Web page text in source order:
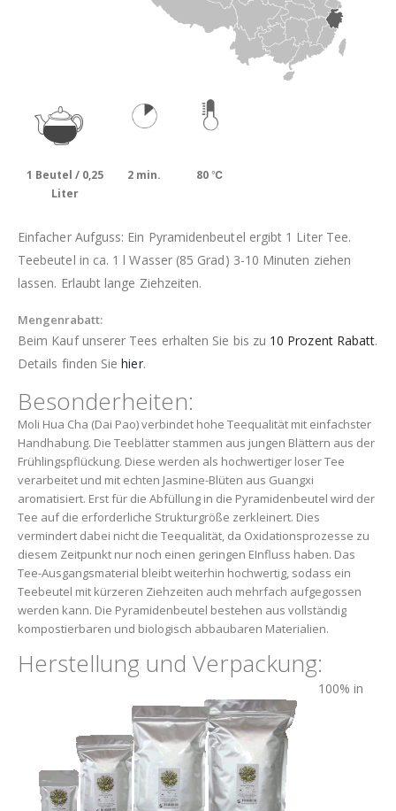
1 Beutel / 0,25
Liter
2 min. 80 ℃
Einfacher Aufguss: Ein Pyramidenbeutel ergibt 1 Liter Tee.
Teebeutel in ca. 1 l Wasser (85 Grad) 3-10 Minuten ziehen
lassen. Erlaubt lange Ziehzeiten.
Mengenrabatt:
Beim Kauf unserer Tees erhalten Sie bis zu 10 Prozent Rabatt.
Details finden Siehier.
Besonderheiten:
Moli Hua Cha (Dai Pao) verbindet hohe Teequalität mit einfachster
Handhabung. Die Teeblätter stammen aus jungen Blättern aus der
Frühlingspflückung. Diese werden als hochwertiger loser Tee
verarbeitet und mit echten Jasmine-Blüten aus Guangxi
aromatisiert. Erst für die Abfüllung in die Pyramidenbeutel wird der
Tee auf die erforderliche Strukturgröße zerkleinert. Dies
vermindert dabei nicht die Teequalität, da Oxidationsprozesse zu
diesem Zeitpunkt nur noch einen geringen EInfluss haben. Das
Tee-Ausgangsmaterial bleibt weiterhin hochwertig, sodass ein
Teebeutel mit kürzeren Ziehzeiten auch mehrfach aufgegossen
werden kann. Die Pyramidenbeutel bestehen aus vollständig
kompostierbaren und biologisch abbaubaren Materialien.
Herstellung und Verpackung:
100% in